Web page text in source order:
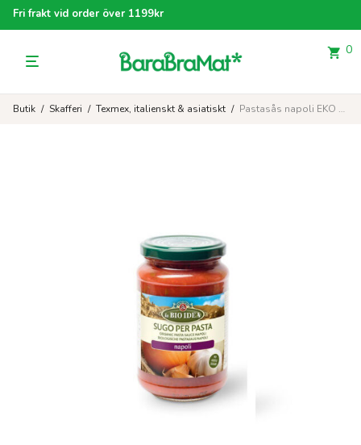
Fri frakt vid order över 1199kr
0
Butik / Skafferi / Texmex, italienskt & asiatiskt / Pastasås napoli EKO 340 g